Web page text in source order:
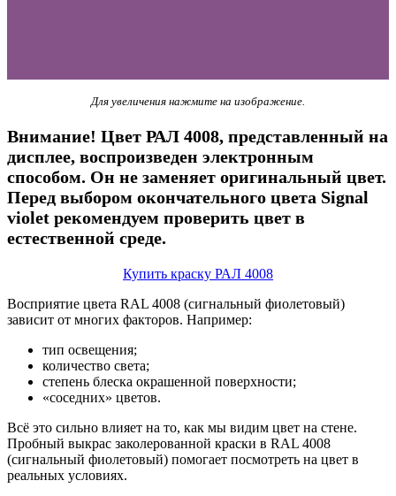
Для увеличения нажмите на изображение.
Внимание! Цвет РАЛ 4008, представленный на
дисплее, воспроизведен электронным
способом. Он не заменяет оригинальный цвет.
Перед выбором окончательного цвета Signal
violet рекомендуем проверить цвет в
естественной среде.
Купить краску РАЛ 4008
Восприятие цвета RAL 4008 (сигнальный фиолетовый)
зависит от многих факторов. Например:
тип освещения;
количество света;
степень блеска окрашенной поверхности;
«соседних» цветов.
Всё это сильно влияет на то, как мы видим цвет на стене.
Пробный выкрас заколерованной краски в RAL 4008
(сигнальный фиолетовый) помогает посмотреть на цвет в
реальных условиях.